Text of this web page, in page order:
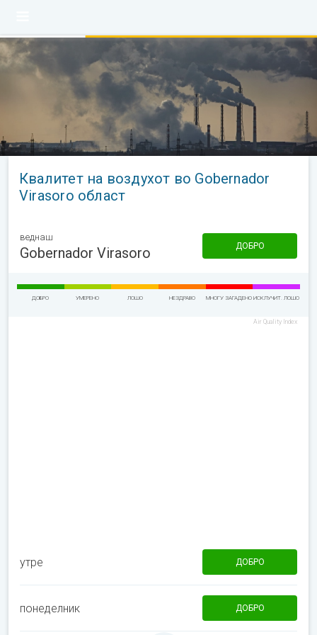
Квалитет на воздухот во Gobernador
Virasoro област
веднаш
Gobernador Virasoro ДОБРО
ДОБРО УМЕРЕНО ЛОШО НЕЗДРАВО МНОГУ ЗАГАДЕНО ИСКЛУЧИТ. ЛОШО
Air Quality Index
утре ДОБРО
понеделник ДОБРО